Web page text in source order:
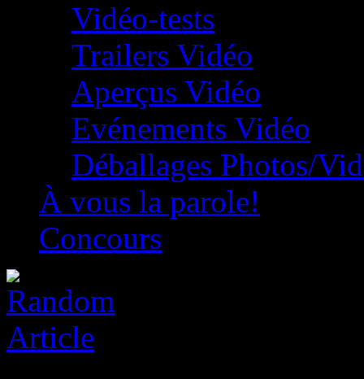
Vidéo-tests
Trailers Vidéo
Aperçus Vidéo
Evénements Vidéo
Déballages Photos/
À vous la parole!
Concours